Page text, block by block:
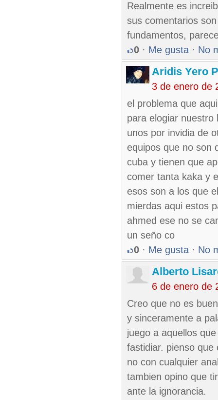
Realmente es
sus comentarios
fundamentos,
0 · Me gusta · No
Aridis Yero
3 de enero de
el problema que
para elogiar nuestro
unos por invidia de
equipos que no son
cuba y tienen que
comer tanta kaka y
esos son a los que
mierdas aqui estos
ahmed ese no se
un seño co
0 · Me gusta · No
Alberto
6 de enero de
Creo que no es
y sinceramente a
juego a aquellos
fastidiar. pienso que
no con cualquier
tambien opino que
ante la ignorancia.